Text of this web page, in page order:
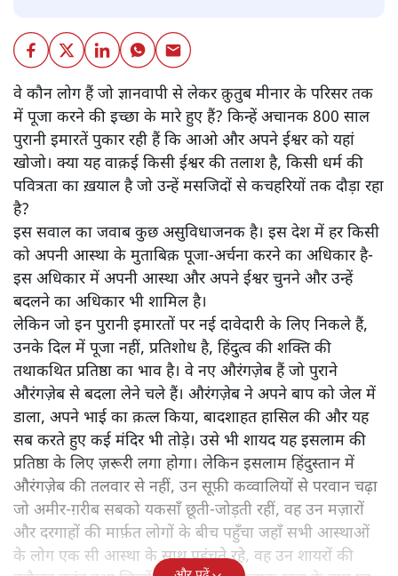
वे कौन लोग हैं जो ज्ञानवापी से लेकर क़ुतुब मीनार के परिसर तक
में पूजा करने की इच्छा के मारे हुए हैं? किन्हें अचानक 800 साल
पुरानी इमारतें पुकार रही हैं कि आओ और अपने ईश्वर को यहां
खोजो। क्या यह वाक़ई किसी ईश्वर की तलाश है, किसी धर्म की
पवित्रता का ख़याल है जो उन्हें मसजिदों से कचहरियों तक दौड़ा रहा
है?
इस सवाल का जवाब कुछ असुविधाजनक है। इस देश में हर किसी
को अपनी आस्था के मुताबिक़ पूजा-अर्चना करने का अधिकार है-
इस अधिकार में अपनी आस्था और अपने ईश्वर चुनने और उन्हें
बदलने का अधिकार भी शामिल है।
लेकिन जो इन पुरानी इमारतों पर नई दावेदारी के लिए निकले हैं,
उनके दिल में पूजा नहीं, प्रतिशोध है, हिंदुत्व की शक्ति की
तथाकथित प्रतिष्ठा का भाव है। वे नए औरंगज़ेब हैं जो पुराने
औरंगज़ेब से बदला लेने चले हैं। औरंगज़ेब ने अपने बाप को जेल में
डाला, अपने भाई का क़त्ल किया, बादशाहत हासिल की और यह
सब करते हुए कई मंदिर भी तोड़े। उसे भी शायद यह इसलाम की
प्रतिष्ठा के लिए ज़रूरी लगा होगा। लेकिन इसलाम हिंदुस्तान में
औरंगज़ेब की तलवार से नहीं, उन सूफ़ी कव्वालियों से परवान चढ़ा
जो अमीर-ग़रीब सबको यकसाँ छूती-जोड़ती रहीं, वह उन मज़ारों
और दरगाहों की मार्फ़त लोगों के बीच पहुँचा जहाँ सभी आस्थाओं
के लोग एक सी आस्था के साथ पहुंचते रहे, वह उन शायरों की